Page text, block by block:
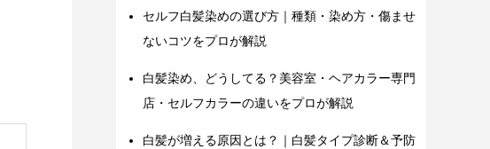
セルフ白髪染めの選び方｜種類・染め方・傷ませ
ないコツをプロが解説
白髪染め、どうしてる？美容室・ヘアカラー専門
店・セルフカラーの違いをプロが解説
白髪が増える原因とは？｜白髪タイプ診断＆予防